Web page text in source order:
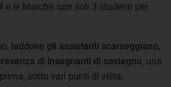
e le Marche, con soli 3 studenti per
laddove gli assistenti scarseggiano,
di insegnanti di sostegno, una
sotto vari punti di vista: